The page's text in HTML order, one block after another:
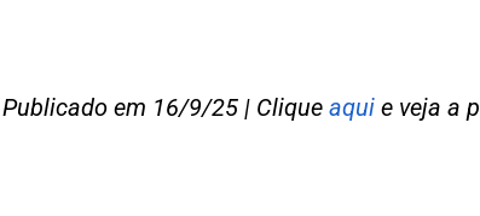
em 16/9/25 | Clique aquie veja a